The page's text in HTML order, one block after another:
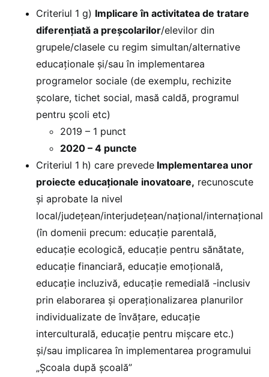
Criteriul 1 g) Implicare în activitatea de tratare
diferenţiată a preşcolarilor/elevilor din
grupele/clasele cu regim simultan/alternative
educaţionale şi/sau în implementarea
programelor sociale (de exemplu, rechizite
şcolare, tichet social, masă caldă, programul
pentru şcoli etc)
2019 – 1 punct
2020 – 4 puncte
Criteriul 1 h) care prevede Implementarea unor
proiecte educaţionale inovatoare, recunoscute
şi aprobate la nivel
local/judeţean/interjudeţean/naţional/internaţional
(în domenii precum: educaţie parentală,
educaţie ecologică, educaţie pentru sănătate,
educaţie financiară, educaţie emoţională,
educaţie incluzivă, educaţie remedială -inclusiv
prin elaborarea şi operaţionalizarea planurilor
individualizate de învăţare, educaţie
interculturală, educaţie pentru mişcare etc.)
şi/sau implicarea în implementarea programului
„Şcoala după şcoală”